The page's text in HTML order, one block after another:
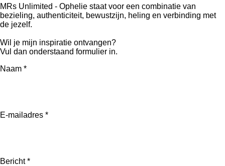
MRs Unlimited - Ophelie staat voor een combinatie van
bezieling, authenticiteit, bewustzijn, heling en verbinding met
de jezelf.
Wil je mijn inspiratie ontvangen?
Vul dan onderstaand formulier in.
Naam *
E-mailadres *
Bericht *